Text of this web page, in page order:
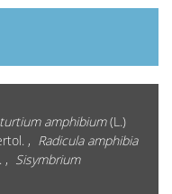
amphibium(L.)
, Radicula amphibia
, Sisymbrium